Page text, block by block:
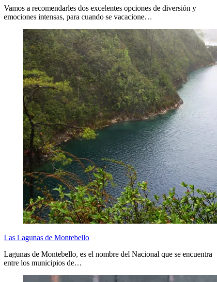
Vamos a recomendarles dos excelentes opciones de diversión y
emociones intensas, para cuando se vacacione…
Las Lagunas de Montebello
Lagunas de Montebello, es el nombre del Nacional que se encuentra
entre los municipios de…